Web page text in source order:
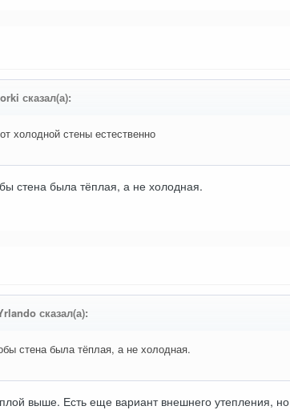
сказал(а):
холодной стены естественно
стена была тёплая, а не холодная.
сказал(а):
стена была тёплая, а не холодная.
выше. Есть еще вариант внешнего утепления,